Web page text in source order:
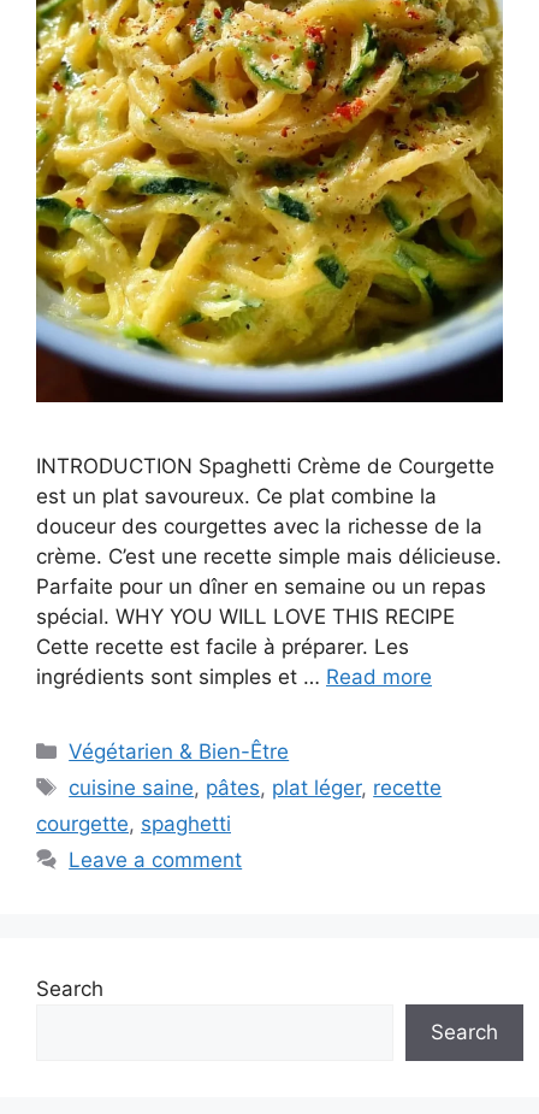
INTRODUCTION Spaghetti Crème de Courgette
est un plat savoureux. Ce plat combine la
douceur des courgettes avec la richesse de la
crème. C’est une recette simple mais délicieuse.
Parfaite pour un dîner en semaine ou un repas
spécial. WHY YOU WILL LOVE THIS RECIPE
Cette recette est facile à préparer. Les
ingrédients sont simples et … Read more
Categories
Végétarien & Bien-Être
Tags
cuisine saine, pâtes, plat léger, recette
courgette, spaghetti
Leave a comment
Search
Search